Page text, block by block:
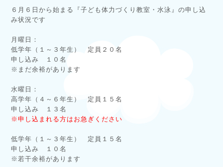
６月６日から始まる『子ども体力づくり教室・水泳』の申し込
み状況です
月曜日：
低学年（１～３年生） 定員２０名
申し込み １０名
※まだ余裕があります
水曜日：
高学年（４～６年生） 定員１５名
申し込み １３名
※申し込まれる方はお急ぎください
低学年（１～３年生） 定員１５名
申し込み １０名
※若干余裕があります